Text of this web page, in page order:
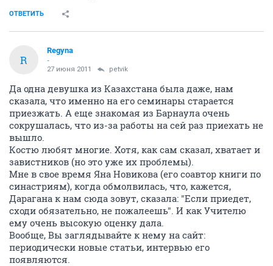
ОТВЕТИТЬ
R
Regyna
-
27 июня 2011 petvik
Да одна девушка из Казахстана была даже, нам
сказала, что именно на его семинары старается
приезжать. А еще знакомая из Барнаула очень
сокрушалась, что из-за работы на сей раз приехать не
вышло.
Костю любят многие. Хотя, как сам сказал, хватает и
завистников (но это уже их проблемы).
Мне в свое время Яна Новикова (его соавтор книги по
синастриям), когда обмолвилась, что, кажется,
Дарагана к нам сюда зовут, сказала: "Если приедет,
сходи обязательно, не пожалеешь". И как Учителю
ему очень высокую оценку дала.
Вообще, Вы заглядывайте к нему на сайт:
периодически новые статьи, интервью его
появляются.